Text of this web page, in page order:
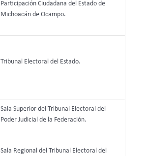
Participación Ciudadana del Estado de
Michoacán de Ocampo.
Tribunal Electoral del Estado.
Sala Superior del Tribunal Electoral del
Poder Judicial de la Federación.
Sala Regional del Tribunal Electoral del